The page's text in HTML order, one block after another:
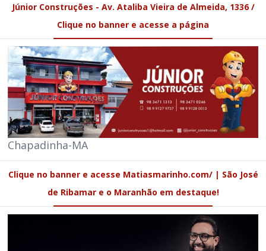
Júnior Construções - Av. Ataliba Vieira de Almeida, 1336 /
Clique no banner e acesse a página
Chapadinha-MA
Clique no banner e acesse Matiasmarinho.com/ | São José
de Ribamar e o Maranhão em destaque!